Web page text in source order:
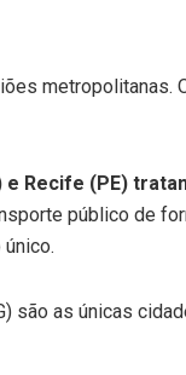
e Recife (PE)
público de
são as únicas